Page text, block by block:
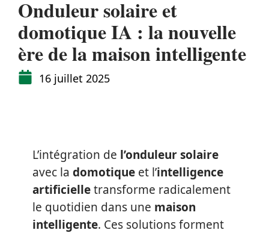
Onduleur solaire et
domotique IA : la nouvelle
ère de la maison intelligente
16 juillet 2025
L’intégration de l’onduleur solaire
avec la domotique et l’intelligence
artificielletransforme radicalement
le quotidien dans une maison
intelligente. Ces solutions forment